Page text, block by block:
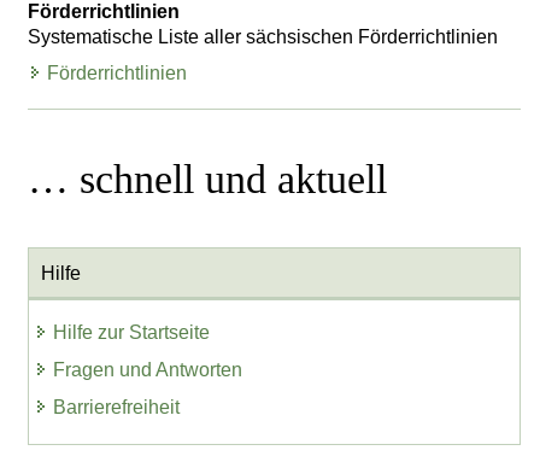
Förderrichtlinien
Systematische Liste aller sächsischen Förderrichtlinien
Förderrichtlinien
… schnell und aktuell
Hilfe
Hilfe zur Startseite
Fragen und Antworten
Barrierefreiheit